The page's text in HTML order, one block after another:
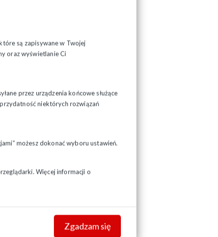
są zapisywane w Twojej
oraz wyświetlanie Ci
przez urządzenia końcowe służące
niektórych rozwiązań
możesz dokonać wyboru ustawień.
Więcej informacji o
Zgadzam się